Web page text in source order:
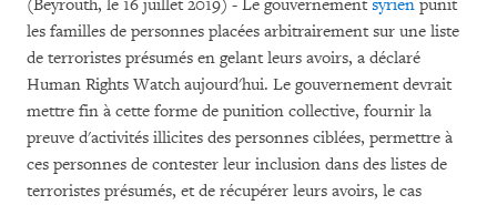
(Beyrouth, le 16 juillet 2019) - Le gouvernement syrien punit
les familles de personnes placées arbitrairement sur une liste
de terroristes présumés en gelant leurs avoirs, a déclaré
Human Rights Watch aujourd'hui. Le gouvernement devrait
mettre fin à cette forme de punition collective, fournir la
preuve d'activités illicites des personnes ciblées, permettre à
ces personnes de contester leur inclusion dans des listes de
terroristes présumés, et de récupérer leurs avoirs, le cas